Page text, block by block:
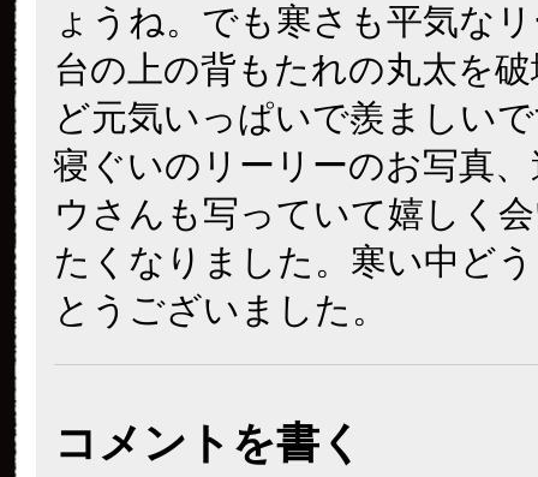
ょうね。でも寒さも平気な
台の上の背もたれの丸太を
ど元気いっぱいで羨ましい
寝ぐいのリーリーのお写真
ウさんも写っていて嬉しく
たくなりました。寒い中ど
とうございました。
コメントを書く